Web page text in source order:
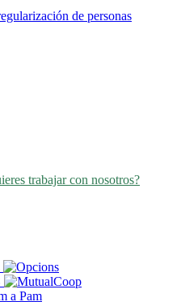
de personas
trabajar con nosotros?